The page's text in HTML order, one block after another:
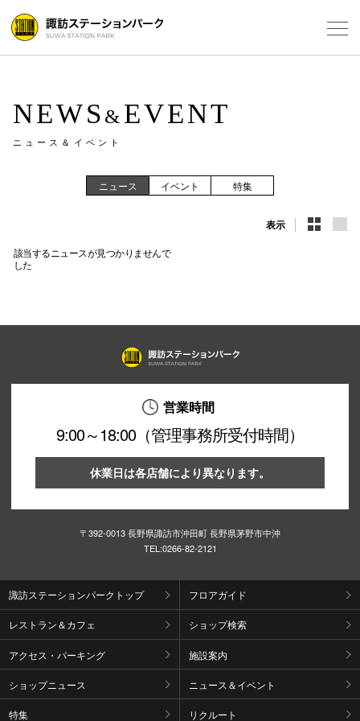
NEWS & EVENT
ニュース＆イベント
ニュース イベント 特集
表示
該当するニュースが見つかりませんで
した
営業時間
9:00～18:00（管理事務所受付時間）
休業日は各店舗により異なります。
〒392-0013 長野県諏訪市沖田町 長野県茅野市中沖
TEL:0266-82-2121
諏訪ステーションパークトップ フロアガイド
レストラン＆カフェ ショップ検索
アクセス・パーキング 施設案内
ショップニュース ニュース＆イベント
特集 リクルート
施設案内
ソーシャル
〒
秋田